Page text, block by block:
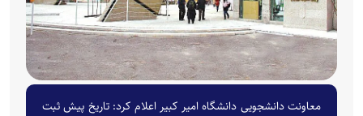
معاونت دانشجویی دانشگاه امیر کبیر اعلام کرد: تاریخ پیش ثبت